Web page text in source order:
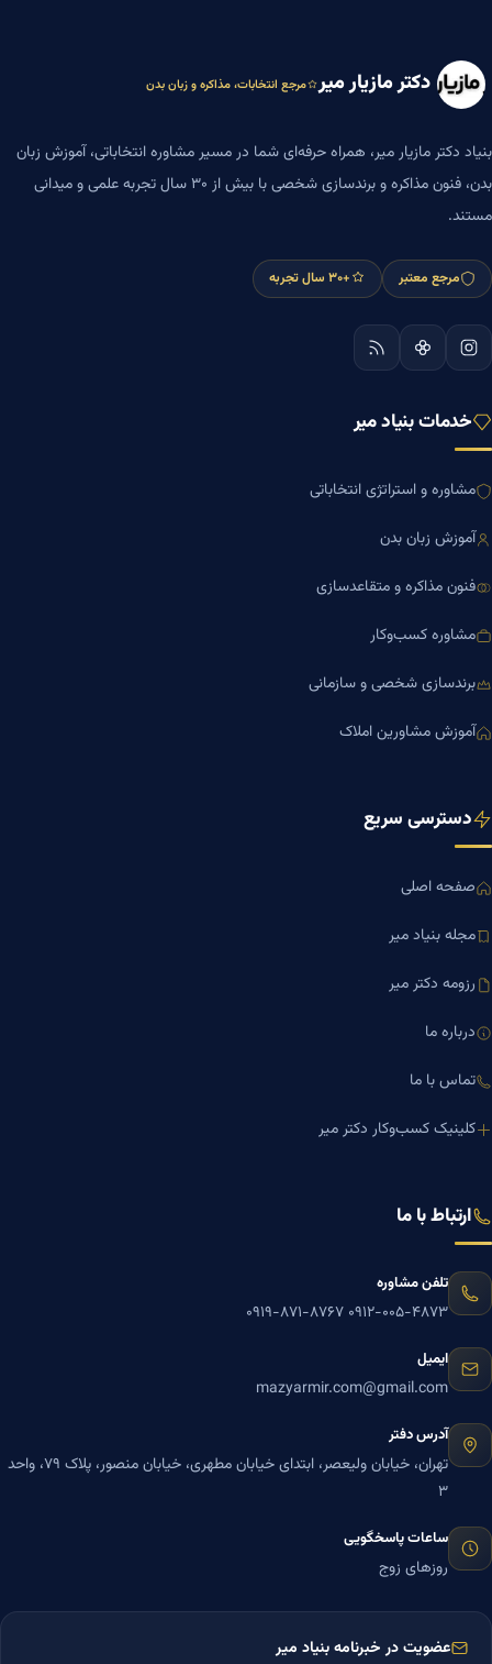
دکتر مازیار میر مرجع انتخابات، مذاکره و زبان بدن
بنیاد دکتر مازیار میر، همراه حرفه‌ای شما در مسیر مشاوره انتخاباتی، آموزش زبان
بدن، فنون مذاکره و برندسازی شخصی با بیش از ۳۰ سال تجربه علمی و میدانی
مستند.
مرجع معتبر +۳۰ سال تجربه
خدمات بنیاد میر
مشاوره و استراتژی انتخاباتی
آموزش زبان بدن
فنون مذاکره و متقاعدسازی
مشاوره کسب‌وکار
برندسازی شخصی و سازمانی
آموزش مشاورین املاک
دسترسی سریع
صفحه اصلی
مجله بنیاد میر
رزومه دکتر میر
درباره ما
تماس با ما
کلینیک کسب‌وکار دکتر میر
ارتباط با ما
تلفن مشاوره
۰۹۱۲-۰۰۵-۴۸۷۳ ۰۹۱۹-۸۷۱-۸۷۶۷
ایمیل
mazyarmir.com@gmail.com
آدرس دفتر
تهران، خیابان ولیعصر، ابتدای خیابان مطهری، خیابان منصور، پلاک ۷۹، واحد
۳
ساعات پاسخگویی
روزهای زوج
عضویت در خبرنامه بنیاد میر